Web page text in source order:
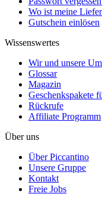
Wo ist meine
Gutschein einlösen
Wissenswertes
Wir und unsere
Glossar
Magazin
Geschenkspakete
Rückrufe
Affiliate Programm
Über uns
Über Piccantino
Unsere Gruppe
Kontakt
Freie Jobs